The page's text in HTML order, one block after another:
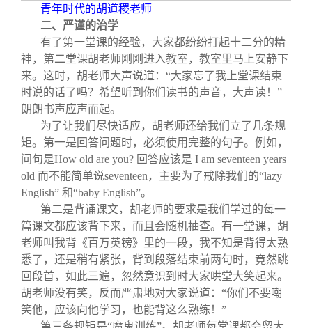
青年时代的胡道稷老师
二、严谨的治学
有了第一堂课的经验，大家都纷纷打起十二分的精
神，第二堂课胡老师刚刚进入教室，教室里马上安静下
来。这时，胡老师大声说道：“大家忘了我上堂课结束
时说的话了吗？希望听到你们读书的声音，大声读！”
朗朗书声应声而起。
为了让我们尽快适应，胡老师还给我们立了几条规
矩。第一是回答问题时，必须使用完整的句子。例如，
问句是How old are you? 回答应该是 I am seventeen years
old 而不能简单说seventeen ，主要为了戒除我们的“lazy
English” 和“baby English”。
第二是背诵课文，胡老师的要求是我们学过的每一
篇课文都应该背下来，而且会随机抽查。有一堂课，胡
老师叫我背《百万英镑》里的一段，我不知是背得太熟
悉了，还是稍有紧张，背到段落结束前两句时，竟然跳
回段首，如此三遍，忽然意识到时大家哄堂大笑起来。
胡老师没有笑，反而严肃地对大家说道：“你们不要嘲
笑他，应该向他学习，也能背这么熟练！”